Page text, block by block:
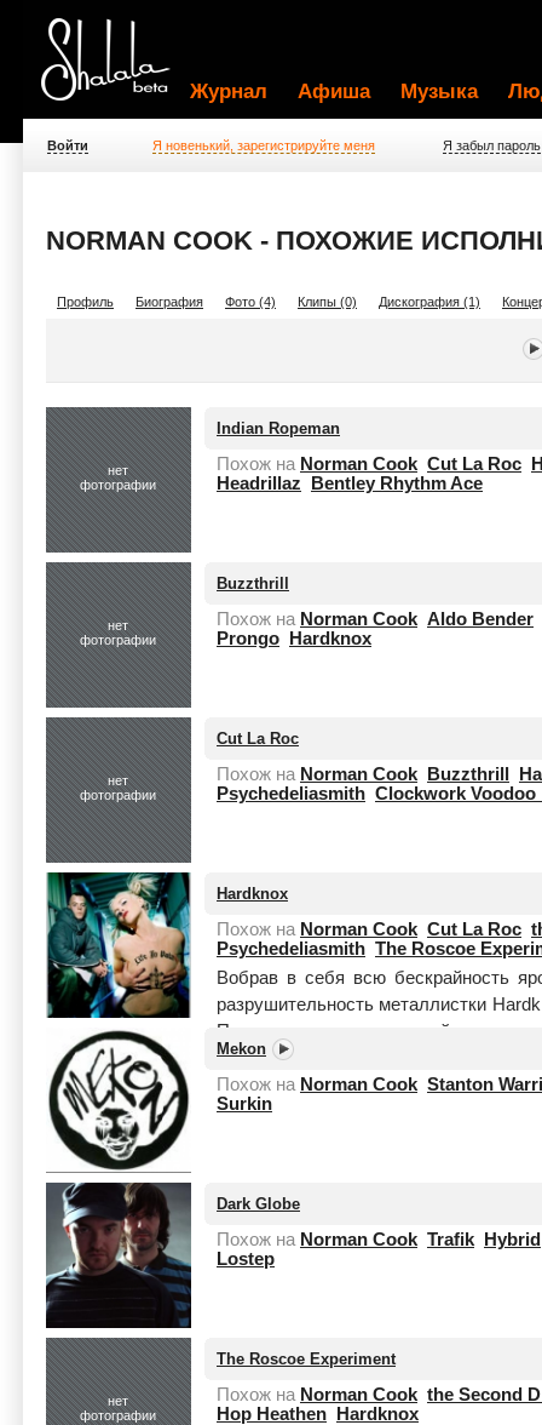
Журнал Афиша Музыка
Войти Я новенький, зарегистрируйте меня Я забыл пароль
NORMAN COOK - ПОХОЖИЕ
Профиль Биография Фото (4) Клипы (0) Дискография (1)
нет
фотографии
Indian Ropeman
Похож на Norman Cook Cut La Roc
Headrillaz
Bentley Rhythm Ace
нет
фотографии
Buzzthrill
Похож на Norman Cook Aldo Bender
Prongo
Hardknox
нет
фотографии
Cut La Roc
Похож на Norman Cook Buzzthrill
Psychedeliasmith Clockwork Voodoo
Hardknox
Похож на Norman Cook Cut La Roc
Psychedeliasmith The Roscoe
Вобрав в себя всю бескрайность
разрушительность металлистки
Проктор, ранее известный своими
вместе...
Mekon
Похож на Norman Cook Stanton
Surkin
Dark Globe
Похож на Norman Cook Trafik
Hybrid
Lostep
нет
фотографии
The Roscoe Experiment
Похож на Norman Cook the Second
Hop Heathen
Hardknox